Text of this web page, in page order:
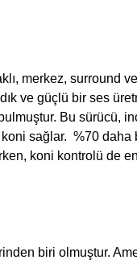
merkez, surround
ve güçlü bir ses
Bu sürücü,
sağlar. %70 daha
koni kontrolü de
biri olmuştur.